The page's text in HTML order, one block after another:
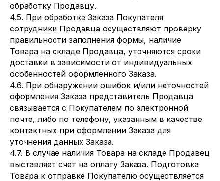
обработку Продавцу.
4.5. При обработке Заказа Покупателя
сотрудники Продавца осуществляют проверку
правильности заполнения формы, наличие
Товара на складе Продавца, уточняются сроки
доставки в зависимости от индивидуальных
особенностей оформленного Заказа.
4.6. При обнаружении ошибок и/или неточностей
оформления Заказа представитель Продавца
связывается с Покупателем по электронной
почте, либо по телефону, указанным в качестве
контактных при оформлении Заказа для
уточнения данных Заказа.
4.7. В случае наличия Товара на складе Продавец
выставляет счет на оплату Заказа. Подготовка
Товара к отправке Покупателю осуществляется